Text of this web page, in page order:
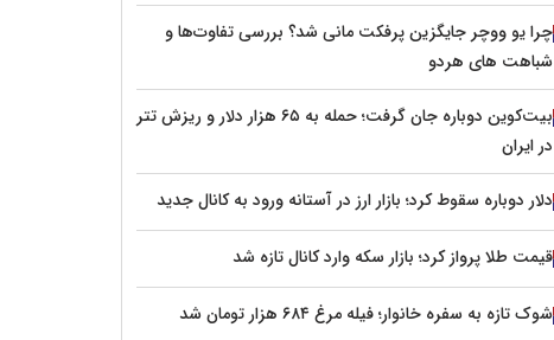
چرا یو ووچر جایگزین پرفکت مانی شد؟ بررسی تفاوت‌ها و
شباهت های هردو
بیت‌کوین دوباره جان گرفت؛ حمله به ۶۵ هزار دلار و ریزش تتر
در ایران
دلار دوباره سقوط کرد؛ بازار ارز در آستانه ورود به کانال جدید
قیمت طلا پرواز کرد؛ بازار سکه وارد کانال تازه شد
شوک تازه به سفره خانوار؛ فیله مرغ ۶۸۴ هزار تومان شد